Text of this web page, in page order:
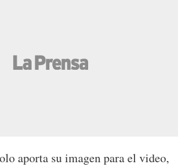
aporta su imagen para el video,